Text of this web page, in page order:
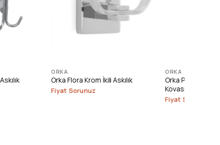
ORKA
Orka Flora Krom İkili Askılık
Fiyat Sorunuz
ORKA
Orka Paslanmaz
Kovası (3 lt.)
Fiyat Sorunuz